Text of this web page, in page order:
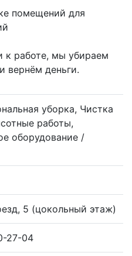
помещений для
к работе, мы убираем
вернём деньги.
уборка, Чистка
работы,
оборудование /
5 (цокольный этаж)
27-04